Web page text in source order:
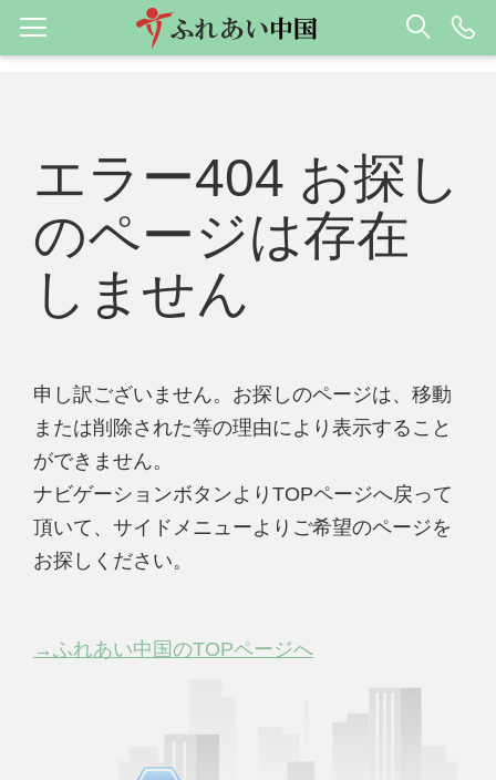
エラー404 お探し
のページは存在
しません
申し訳ございません。お探しのページは、移動
または削除された等の理由により表示すること
ができません。
ナビゲーションボタンよりTOPページへ戻って
頂いて、サイドメニューよりご希望のページを
お探しください。
→ふれあい中国のTOPページへ